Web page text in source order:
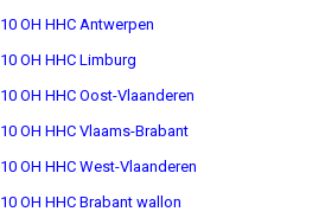
10 OH HHC Antwerpen
10 OH HHC Limburg
10 OH HHC Oost-Vlaanderen
10 OH HHC Vlaams-Brabant
10 OH HHC West-Vlaanderen
10 OH HHC Brabant wallon